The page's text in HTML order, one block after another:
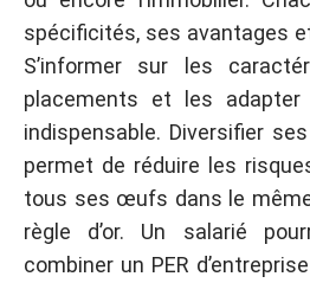
spécificités, ses avantages
S’informer sur les
placements et les
indispensable. Diversifier
permet de réduire les
tous ses œufs dans le
règle d’or. Un salarié
combiner un PER